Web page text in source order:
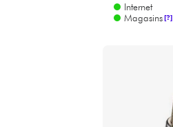
Internet
Magasins[?]